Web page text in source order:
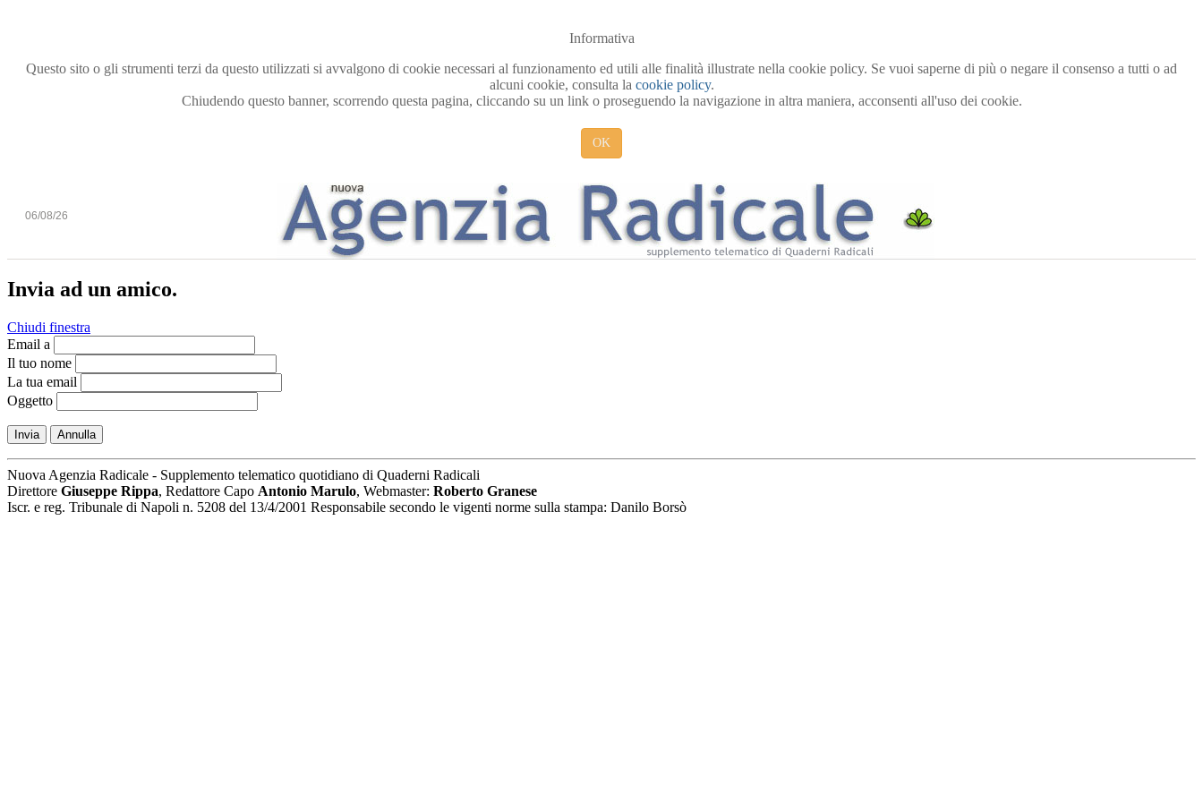
Informativa
Questo sito o gli strumenti terzi da questo utilizzati si avvalgono di cookie necessari al funzionamento ed utili alle finalità illustrate nella cookie policy. Se vuoi saperne di più o negare il consenso a tutti o ad
alcuni cookie, consulta la cookie policy.
Chiudendo questo banner, scorrendo questa pagina, cliccando su un link o proseguendo la navigazione in altra maniera, acconsenti all'uso dei cookie.
OK
06/08/26
Invia ad un amico.
Chiudi finestra
Email a
Il tuo nome
La tua email
Oggetto
Invia Annulla
Nuova Agenzia Radicale - Supplemento telematico quotidiano di Quaderni Radicali
Direttore Giuseppe Rippa, Redattore Capo Antonio Marulo, Webmaster: Roberto Granese
Iscr. e reg. Tribunale di Napoli n. 5208 del 13/4/2001 Responsabile secondo le vigenti norme sulla stampa: Danilo Borsò